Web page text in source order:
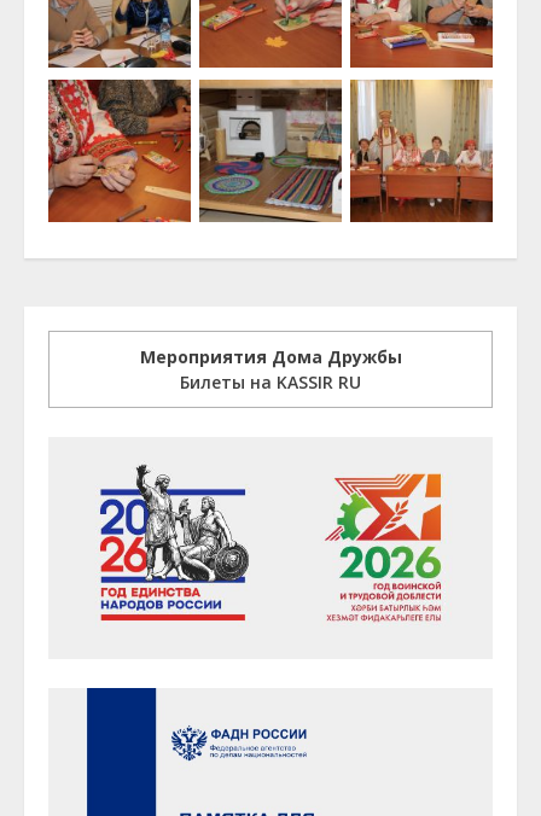
Мероприятия Дома Дружбы
Билеты на KASSIR RU